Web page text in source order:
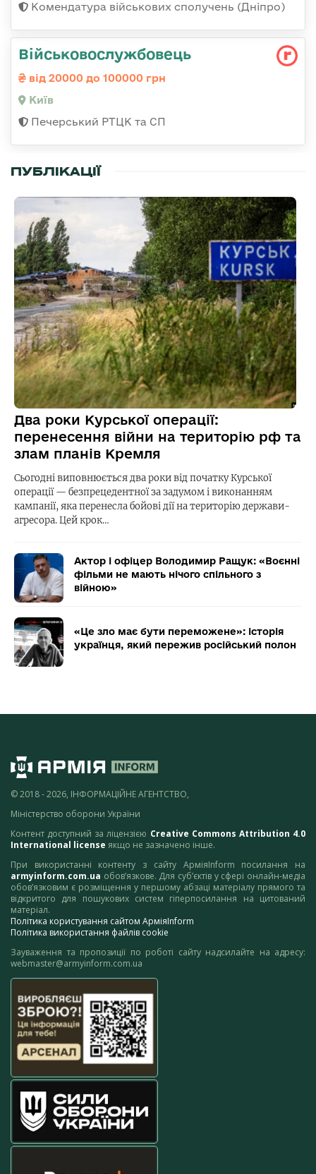
Комендатура військових сполучень (Дніпро)
Військовослужбовець
від 20000 до 100000 грн
Київ
Печерський РТЦК та СП
ПУБЛІКАЦІЇ
Два роки Курської операції:
перенесення війни на територію рф та
злам планів Кремля
Сьогодні виповнюється два роки від початку Курської
операції — безпрецедентної за задумом і виконанням
кампанії, яка перенесла бойові дії на територію держави-
агресора. Цей крок…
Актор і офіцер Володимир Ращук: «Воєнні
фільми не мають нічого спільного з
війною»
«Це зло має бути переможене»: історія
українця, який пережив російський полон
© 2018 - 2026, ІНФОРМАЦІЙНЕ АГЕНТСТВО,
Міністерство оборони України
Контент доступний за ліцензією Creative Commons Attribution 4.0
International license якщо не зазначено інше.
При використанні контенту з сайту АрміяInform посилання на
armyinform.com.ua обов’язкове. Для суб’єктів у сфері онлайн-медіа
обов’язковим є розміщення у першому абзаці матеріалу прямого та
відкритого для пошукових систем гіперпосилання на цитований
матеріал.
Політика користування сайтом АрміяInform
Політика використання файлів cookie
Зауваження та пропозиції по роботі сайту надсилайте на адресу:
webmaster@armyinform.com.ua